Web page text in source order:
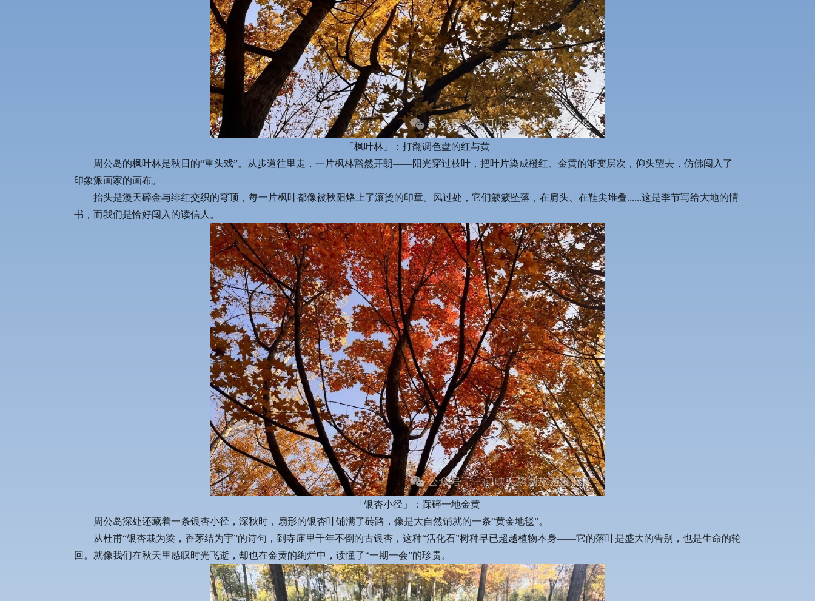
「枫叶林」：打翻调色盘的红与黄
周公岛的枫叶林是秋日的“重头戏”。从步道往里走，一片枫林豁然开朗——阳光穿过枝叶，把叶片染成橙红、金黄的渐变层次，仰头望去，仿佛闯入了
印象派画家的画布。
抬头是漫天碎金与绯红交织的穹顶，每一片枫叶都像被秋阳烙上了滚烫的印章。风过处，它们簌簌坠落，在肩头、在鞋尖堆叠......这是季节写给大地的情
书，而我们是恰好闯入的读信人。
「银杏小径」：踩碎一地金黄
周公岛深处还藏着一条银杏小径，深秋时，扇形的银杏叶铺满了砖路，像是大自然铺就的一条“黄金地毯”。
从杜甫“银杏栽为梁，香茅结为宇”的诗句，到寺庙里千年不倒的古银杏，这种“活化石”树种早已超越植物本身——它的落叶是盛大的告别，也是生命的轮
回。就像我们在秋天里感叹时光飞逝，却也在金黄的绚烂中，读懂了“一期一会”的珍贵。